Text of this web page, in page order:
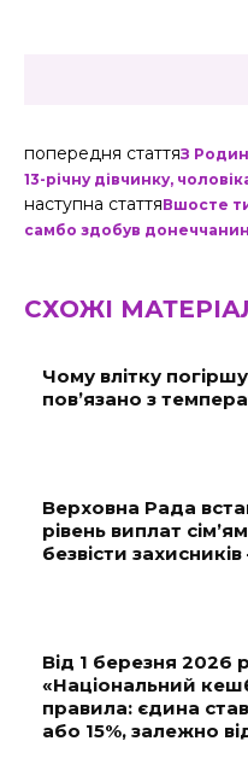
попередня статтяЗ
13-річну дівчинку,
наступна статтяВшосте
самбо здобув
СХОЖІ
Чому влітку
пов’язано з
Верховна Рада
рівень виплат
безвісти
Від 1 березня 2026
«Національний
правила: єдина
або 15%, залежно